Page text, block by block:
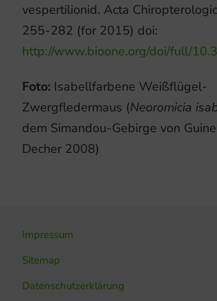
vespertilionid. Acta
255-282 (for 2015) doi:
http://www.bioone.org/doi/full/
Foto:Isabellfarbene Weißflügel-
Zwergfledermaus (Neoromicia
dem Simandou-Gebirge von
Decher 2008)
Impressum
Sitemap
Datenschutzerklärung